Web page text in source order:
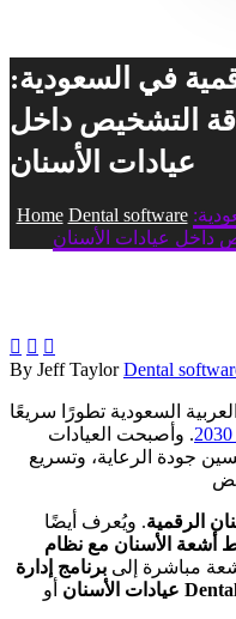
في السعودية:
التشخيص داخل
عيادات الأسنان
Home Dental software
داخل عيادات الأسنان
  
By Jeff Taylor Dental
السعودية تطورًا سريعًا
. وأصبحت العيادات
جودة الرعاية، وتسريع
الرقمية. ويُعرف أيضًا
أشعة الأسنان مع نظام
مباشرة إلى برنامج إدارة
عيادات الأسنان